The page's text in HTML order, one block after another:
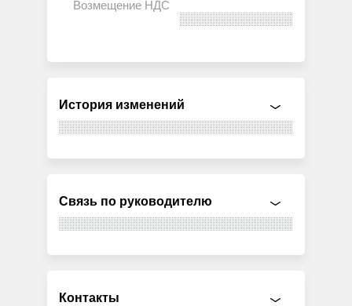
История изменений
Связь по руководителю
Контакты